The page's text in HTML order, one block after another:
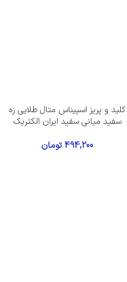
کلید و پریز اسپیناس متال طلایی زه
سفید میانی سفید ایران الکتریک
494,200تومان